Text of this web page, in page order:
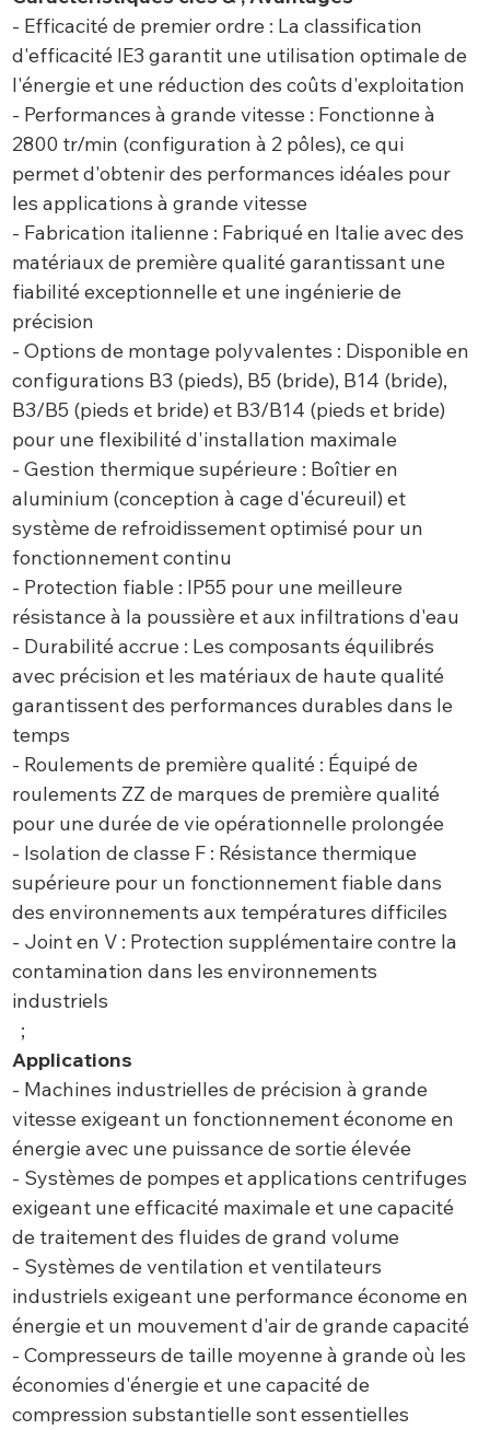
- Efficacité de premier ordre : La classification
d'efficacité IE3 garantit une utilisation optimale de
l'énergie et une réduction des coûts d'exploitation
- Performances à grande vitesse : Fonctionne à
2800 tr/min (configuration à 2 pôles), ce qui
permet d'obtenir des performances idéales pour
les applications à grande vitesse
- Fabrication italienne : Fabriqué en Italie avec des
matériaux de première qualité garantissant une
fiabilité exceptionnelle et une ingénierie de
précision
- Options de montage polyvalentes : Disponible en
configurations B3 (pieds), B5 (bride), B14 (bride),
B3/B5 (pieds et bride) et B3/B14 (pieds et bride)
pour une flexibilité d'installation maximale
- Gestion thermique supérieure : Boîtier en
aluminium (conception à cage d'écureuil) et
système de refroidissement optimisé pour un
fonctionnement continu
- Protection fiable : IP55 pour une meilleure
résistance à la poussière et aux infiltrations d'eau
- Durabilité accrue : Les composants équilibrés
avec précision et les matériaux de haute qualité
garantissent des performances durables dans le
temps
- Roulements de première qualité : Équipé de
roulements ZZ de marques de première qualité
pour une durée de vie opérationnelle prolongée
- Isolation de classe F : Résistance thermique
supérieure pour un fonctionnement fiable dans
des environnements aux températures difficiles
- Joint en V : Protection supplémentaire contre la
contamination dans les environnements
industriels
;
Applications
- Machines industrielles de précision à grande
vitesse exigeant un fonctionnement économe en
énergie avec une puissance de sortie élevée
- Systèmes de pompes et applications centrifuges
exigeant une efficacité maximale et une capacité
de traitement des fluides de grand volume
- Systèmes de ventilation et ventilateurs
industriels exigeant une performance économe en
énergie et un mouvement d'air de grande capacité
- Compresseurs de taille moyenne à grande où les
économies d'énergie et une capacité de
compression substantielle sont essentielles